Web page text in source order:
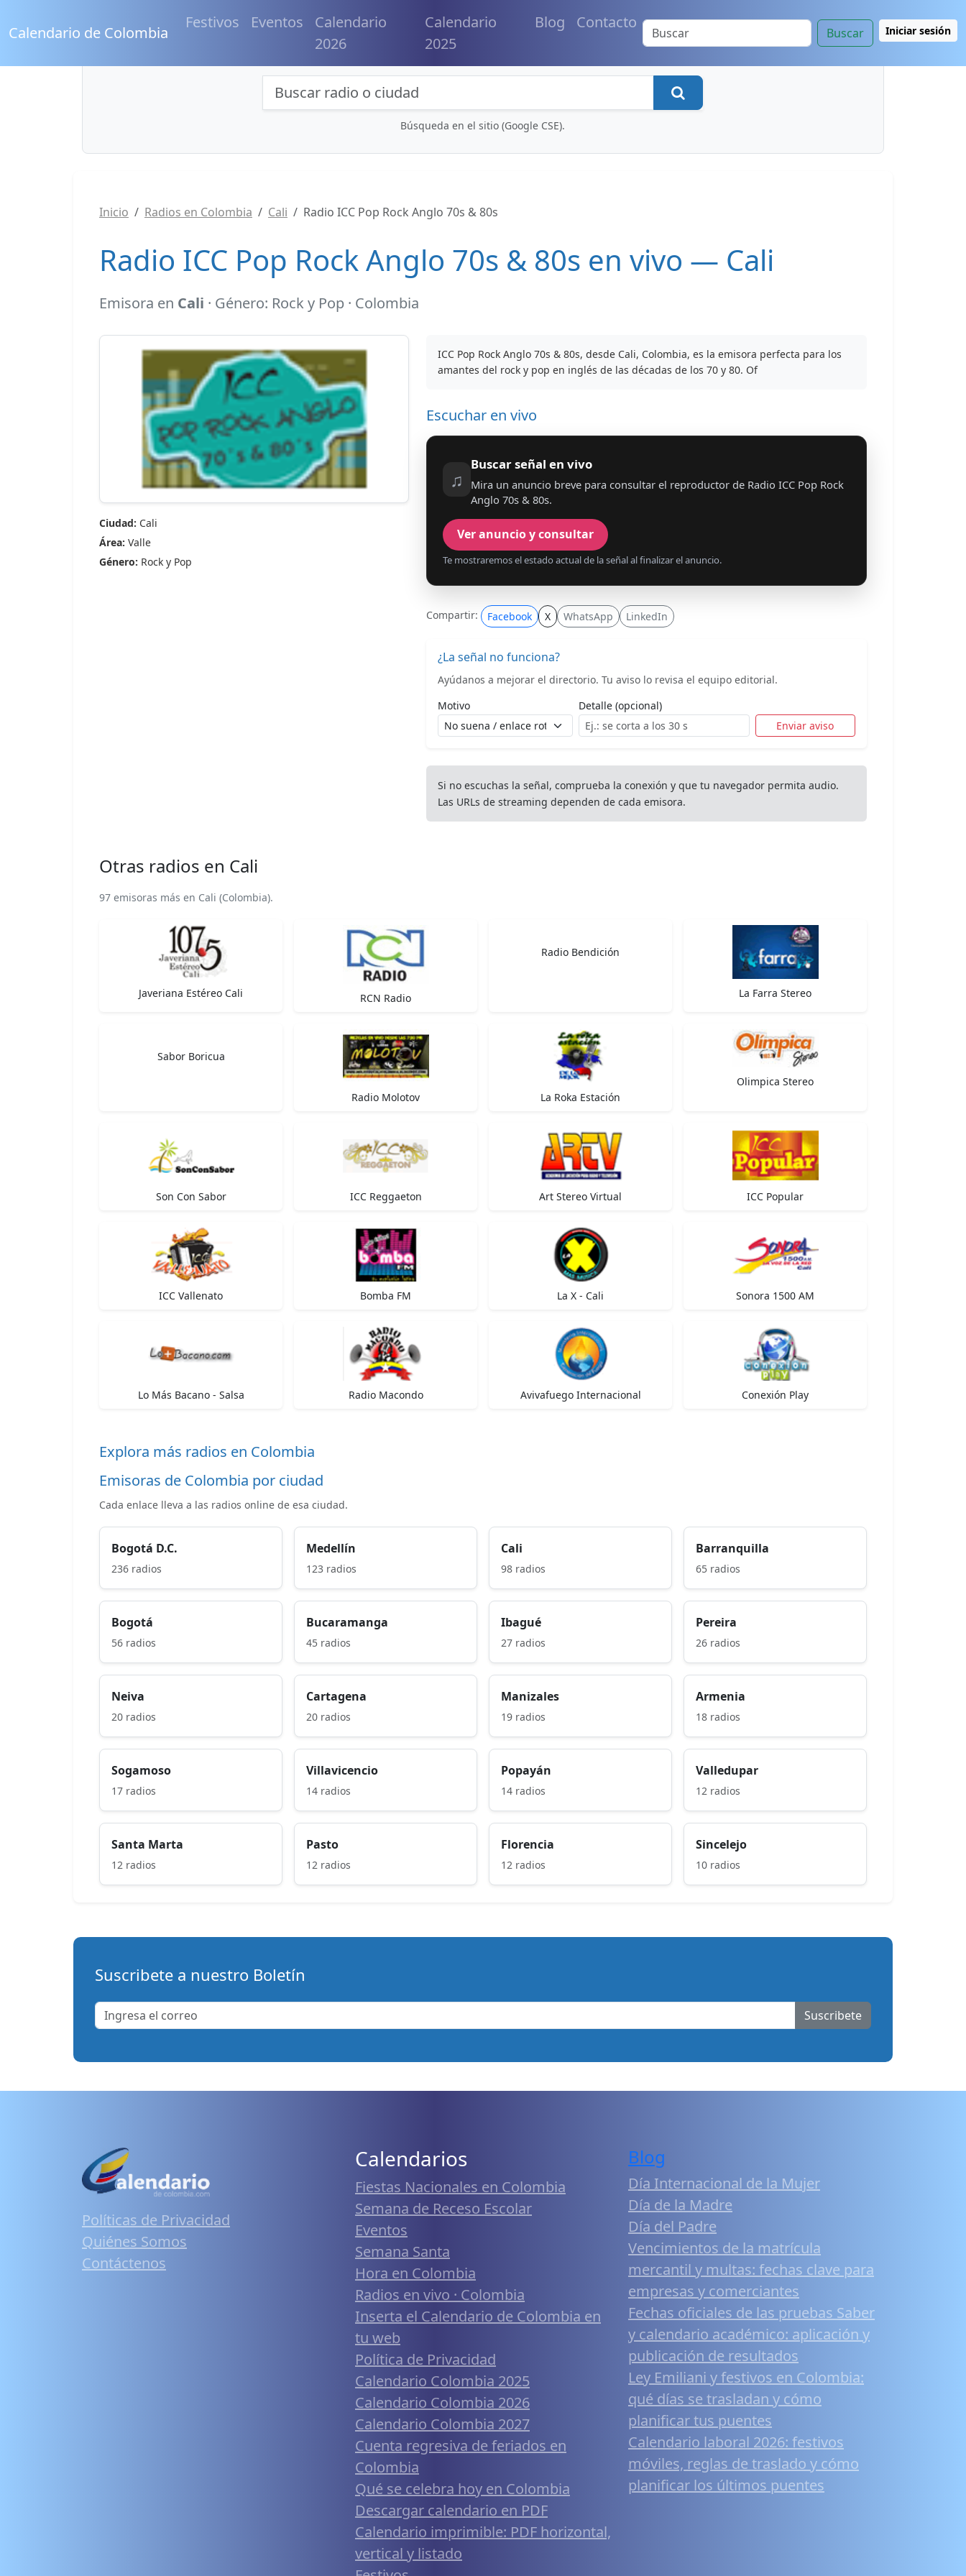
Calendario de Colombia
Festivos Eventos
Calendario
2026
Calendario
2025
Blog Contacto
Buscar Iniciar sesión
Búsqueda de radios y contenidos
Búsqueda en el sitio (Google CSE).
Inicio Radios en Colombia Cali Radio ICC Pop Rock Anglo 70s & 80s
Radio ICC Pop Rock Anglo 70s & 80s en vivo — Cali
Emisora en Cali · Género: Rock y Pop · Colombia
Ciudad: Cali
Área: Valle
Género: Rock y Pop
ICC Pop Rock Anglo 70s & 80s, desde Cali, Colombia, es la emisora perfecta para los
amantes del rock y pop en inglés de las décadas de los 70 y 80. Of
Escuchar en vivo
♫
Buscar señal en vivo
Mira un anuncio breve para consultar el reproductor de Radio ICC Pop Rock
Anglo 70s & 80s.
Ver anuncio y consultar
Te mostraremos el estado actual de la señal al finalizar el anuncio.
Compartir: Facebook X WhatsApp LinkedIn
¿La señal no funciona?
Ayúdanos a mejorar el directorio. Tu aviso lo revisa el equipo editorial.
Motivo
Detalle (opcional)
Enviar aviso
Si no escuchas la señal, comprueba la conexión y que tu navegador permita audio.
Las URLs de streaming dependen de cada emisora.
Otras radios en Cali
97 emisoras más en Cali (Colombia).
Javeriana Estéreo Cali RCN Radio
Radio Bendición
La Farra Stereo
Sabor Boricua
Radio Molotov La Roka Estación
Olimpica Stereo
Son Con Sabor ICC Reggaeton Art Stereo Virtual ICC Popular
ICC Vallenato Bomba FM La X - Cali Sonora 1500 AM
Lo Más Bacano - Salsa Radio Macondo Avivafuego Internacional Conexión Play
Explora más radios en Colombia
Emisoras de Colombia por ciudad
Cada enlace lleva a las radios online de esa ciudad.
Bogotá D.C.
236 radios
Medellín
123 radios
Cali
98 radios
Barranquilla
65 radios
Bogotá
56 radios
Bucaramanga
45 radios
Ibagué
27 radios
Pereira
26 radios
Neiva
20 radios
Cartagena
20 radios
Manizales
19 radios
Armenia
18 radios
Sogamoso
17 radios
Villavicencio
14 radios
Popayán
14 radios
Valledupar
12 radios
Santa Marta
12 radios
Pasto
12 radios
Florencia
12 radios
Sincelejo
10 radios
Suscribete a nuestro Boletín
Suscribete
Políticas de Privacidad
Quiénes Somos
Contáctenos
Calendarios
Fiestas Nacionales en Colombia
Semana de Receso Escolar
Eventos
Semana Santa
Hora en Colombia
Radios en vivo · Colombia
Inserta el Calendario de Colombia en
tu web
Política de Privacidad
Calendario Colombia 2025
Calendario Colombia 2026
Calendario Colombia 2027
Cuenta regresiva de feriados en
Colombia
Qué se celebra hoy en Colombia
Descargar calendario en PDF
Calendario imprimible: PDF horizontal,
vertical y listado
Blog
Día Internacional de la Mujer
Día de la Madre
Día del Padre
Vencimientos de la matrícula
mercantil y multas: fechas clave para
empresas y comerciantes
Fechas oficiales de las pruebas Saber
y calendario académico: aplicación y
publicación de resultados
Ley Emiliani y festivos en Colombia:
qué días se trasladan y cómo
planificar tus puentes
Calendario laboral 2026: festivos
móviles, reglas de traslado y cómo
planificar los últimos puentes